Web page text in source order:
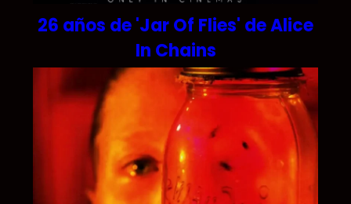
26 años de 'Jar Of Flies' de Alice
In Chains